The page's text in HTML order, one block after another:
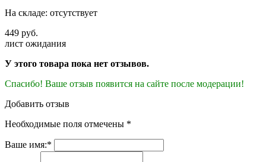
На складе: отсутствует
449 руб.
лист ожидания
У этого товара пока нет отзывов.
Спасибо! Ваше отзыв появится на сайте после модерации!
Добавить отзыв
Необходимые поля отмечены *
Ваше имя:*